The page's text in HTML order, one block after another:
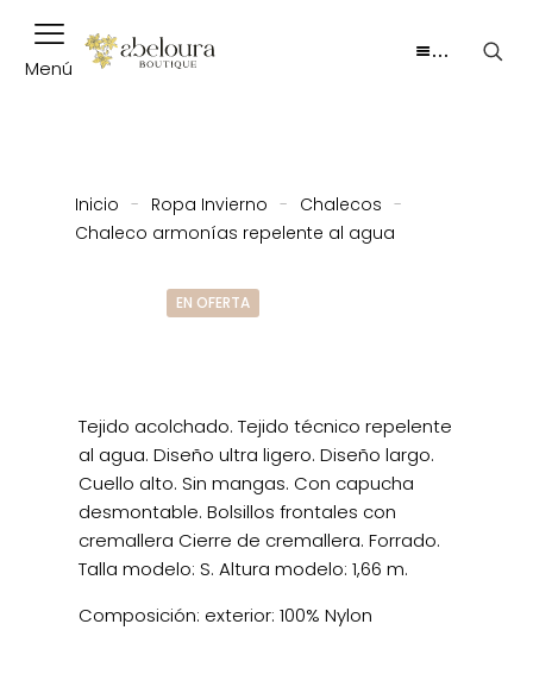
Menú
…
Inicio - Ropa Invierno - Chalecos -
Chaleco armonías repelente al agua
EN OFERTA
Tejido acolchado. Tejido técnico repelente
al agua. Diseño ultra ligero. Diseño largo.
Cuello alto. Sin mangas. Con capucha
desmontable. Bolsillos frontales con
cremallera Cierre de cremallera. Forrado.
Talla modelo: S. Altura modelo: 1,66 m.
Composición: exterior: 100% Nylon